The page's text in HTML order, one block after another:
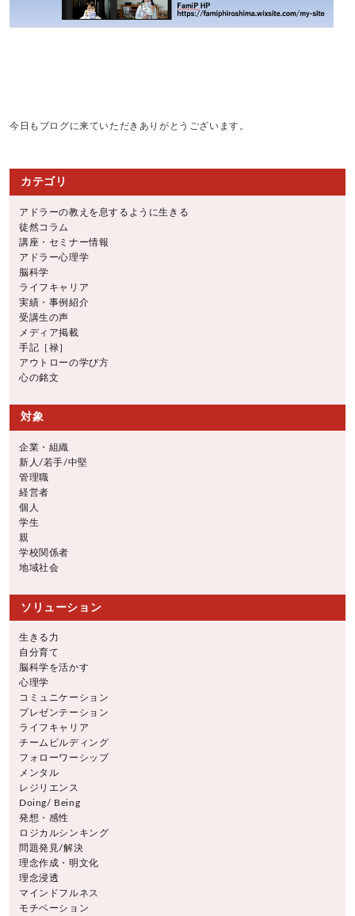
今日もブログに来ていただきありがとうございます。
カテゴリ
アドラーの教えを息するように生きる
徒然コラム
講座・セミナー情報
アドラー心理学
脳科学
ライフキャリア
実績・事例紹介
受講生の声
メディア掲載
手記［禄］
アウトローの学び方
心の銘文
対象
企業・組織
新人/若手/中堅
管理職
経営者
個人
学生
親
学校関係者
地域社会
ソリューション
生きる力
自分育て
脳科学を活かす
心理学
コミュニケーション
プレゼンテーション
ライフキャリア
チームビルディング
フォローワーシップ
メンタル
レジリエンス
Doing/ Being
発想・感性
ロジカルシンキング
問題発見/解決
理念作成・明文化
理念浸透
マインドフルネス
モチベーション